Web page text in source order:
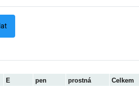
E pen prostná
Celkem